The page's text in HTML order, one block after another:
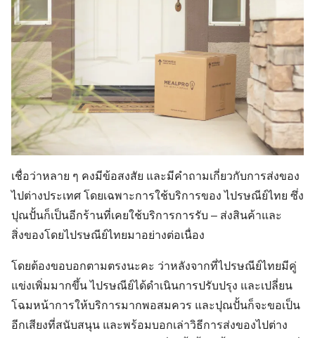
เชื่อว่าหลาย ๆ คงมีข้อสงสัย และมีคำถามเกี่ยวกับการส่งของ
ไปต่างประเทศ โดยเฉพาะการใช้บริการของ ไปรษณีย์ไทย ซึ่ง
ปุณปั้นก็เป็นอีกร้านที่เคยใช้บริการการรับ – ส่งสินค้าและ
สิ่งของโดยไปรษณีย์ไทยมาอย่างต่อเนื่อง
โดยต้องขอบอกตามตรงนะคะ ว่าหลังจากที่ไปรษณีย์ไทยมีคู่
แข่งเพิ่มมากขึ้น ไปรษณีย์ได้ดำเนินการปรับปรุง และเปลี่ยน
โฉมหน้าการให้บริการมากพอสมควร และปุณปั้นก็จะขอเป็น
อีกเสียงที่สนับสนุน และพร้อมบอกเล่าวิธีการส่งของไปต่าง